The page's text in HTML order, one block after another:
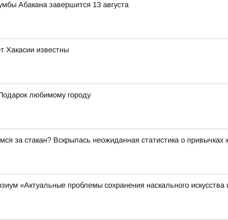
Абакана завершится 13 августа
Хакасии известны
любимому городу
за стакан? Вскрылась неожиданная статистика о привычках
«Актуальные проблемы сохранения наскального